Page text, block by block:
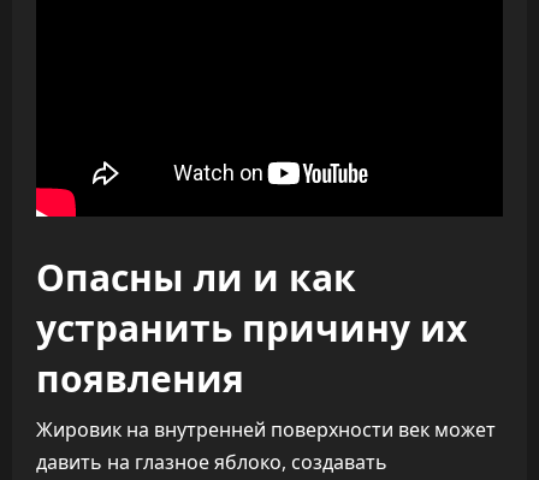
Опасны ли и как
устранить причину их
появления
Жировик на внутренней поверхности век может
давить на глазное яблоко, создавать